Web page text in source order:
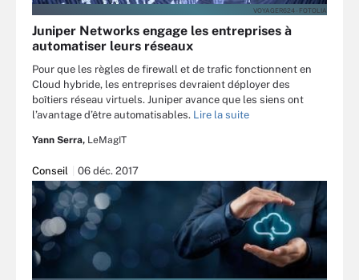
VOYAGER624 - FOTOLIA
Juniper Networks engage les entreprises à
automatiser leurs réseaux
Pour que les règles de firewall et de trafic fonctionnent en
Cloud hybride, les entreprises devraient déployer des
boîtiers réseau virtuels. Juniper avance que les siens ont
l’avantage d’être automatisables. Lire la suite
Yann Serra, LeMagIT
Conseil 06 déc. 2017